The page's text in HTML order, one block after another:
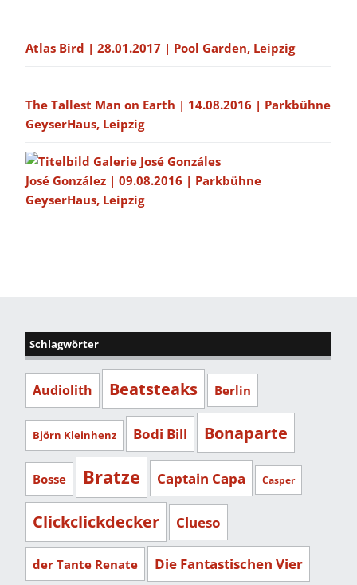
Atlas Bird | 28.01.2017 | Pool Garden, Leipzig
The Tallest Man on Earth | 14.08.2016 | Parkbühne
GeyserHaus, Leipzig
José González | 09.08.2016 | Parkbühne
GeyserHaus, Leipzig
Schlagwörter
Audiolith Beatsteaks Berlin
Björn Kleinhenz Bodi Bill Bonaparte
Bosse Bratze Captain Capa Casper
Clickclickdecker Clueso
der Tante Renate Die Fantastischen Vier